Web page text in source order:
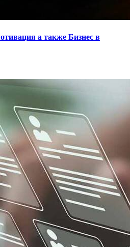
а также Бизнес в